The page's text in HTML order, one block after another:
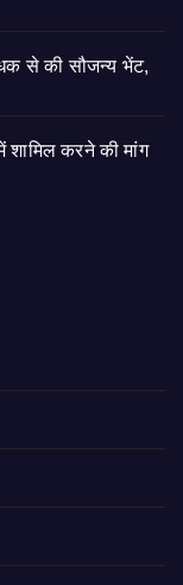
से की सौजन्य भेंट,
करने की मांग